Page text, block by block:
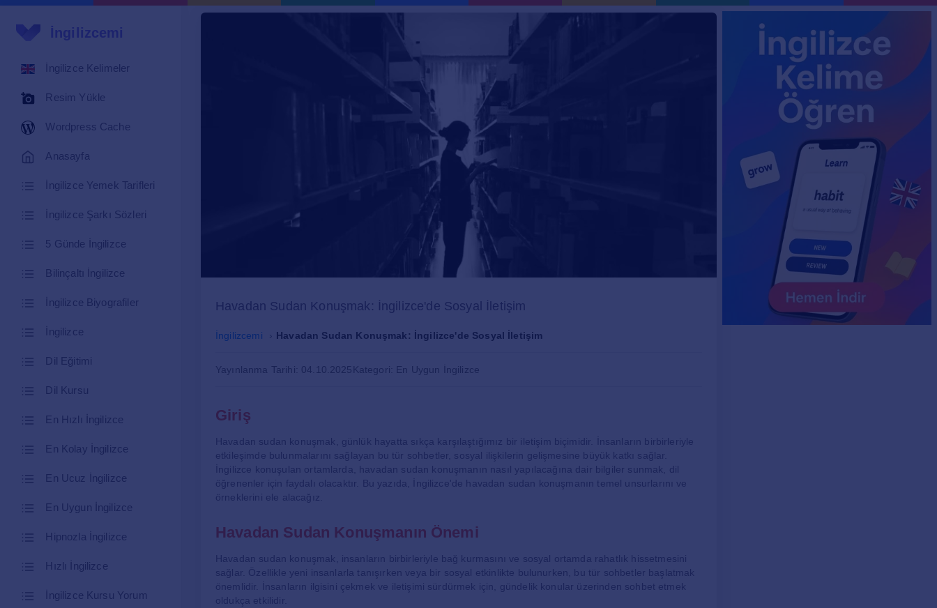
İngilizcemi
İngilizce Kelimeler
Resim Yükle
Wordpress Cache
Anasayfa
İngilizce Yemek Tarifleri
İngilizce Şarkı Sözleri
5 Günde İngilizce
Bilinçaltı İngilizce
İngilizce Biyografiler
İngilizce
Dil Eğitimi
Dil Kursu
En Hızlı İngilizce
En Kolay İngilizce
En Ucuz İngilizce
En Uygun İngilizce
Hipnozla İngilizce
Hızlı İngilizce
İngilizce Kursu Yorum
Havadan Sudan Konuşmak: İngilizce'de Sosyal İletişim
İngilizcemi Havadan Sudan Konuşmak: İngilizce'de Sosyal İletişim
Yayınlanma Tarihi: 04.10.2025Kategori: En Uygun İngilizce
Giriş
Havadan sudan konuşmak, günlük hayatta sıkça karşılaştığımız bir iletişim biçimidir. İnsanların birbirleriyle
etkileşimde bulunmalarını sağlayan bu tür sohbetler, sosyal ilişkilerin gelişmesine büyük katkı sağlar.
İngilizce konuşulan ortamlarda, havadan sudan konuşmanın nasıl yapılacağına dair bilgiler sunmak, dil
öğrenenler için faydalı olacaktır. Bu yazıda, İngilizce'de havadan sudan konuşmanın temel unsurlarını ve
örneklerini ele alacağız.
Havadan Sudan Konuşmanın Önemi
Havadan sudan konuşmak, insanların birbirleriyle bağ kurmasını ve sosyal ortamda rahatlık hissetmesini
sağlar. Özellikle yeni insanlarla tanışırken veya bir sosyal etkinlikte bulunurken, bu tür sohbetler başlatmak
önemlidir. İnsanların ilgisini çekmek ve iletişimi sürdürmek için, gündelik konular üzerinden sohbet etmek
oldukça etkilidir.